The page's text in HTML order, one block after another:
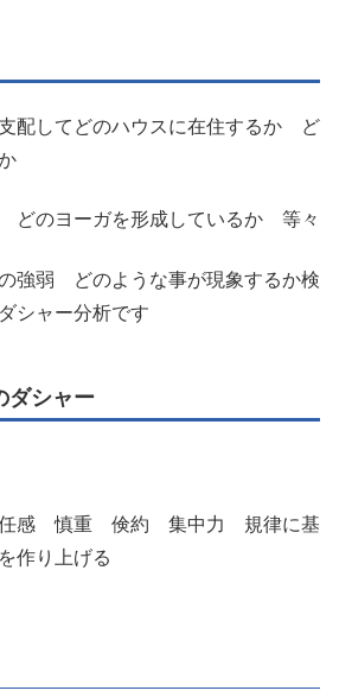
配してどのハウスに在住するか ど
どのヨーガを形成しているか 等々
強弱 どのような事が現象するか検
シャー分析です
ダシャー
感 慎重 倹約 集中力 規律に基
り上げる